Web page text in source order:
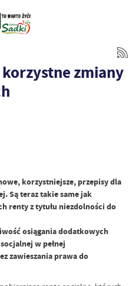
zmiany
korzystniejsze, przepisy dla
Są teraz takie same jak
renty z tytułu niezdolności do
osiągania dodatkowych
w pełnej
zawieszania prawa do